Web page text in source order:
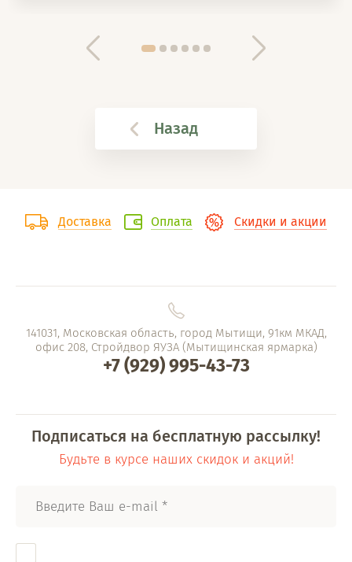
Назад
Доставка Оплата Скидки и акции
141031, Московская область, город Мытищи, 91км МКАД,
офис 208, Стройдвор ЯУЗА (Мытищинская ярмарка)
+7 (929) 995-43-73
Подписаться на бесплатную рассылку!
Будьте в курсе наших скидок и акций!